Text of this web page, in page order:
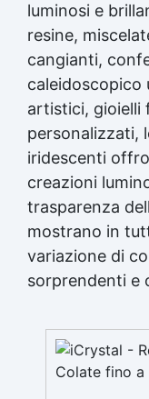
luminosi e
resine,
cangianti,
caleidoscopico
artistici, gioielli
personalizzati,
iridescenti
creazioni
trasparenza
mostrano in
variazione di
sorprendenti e